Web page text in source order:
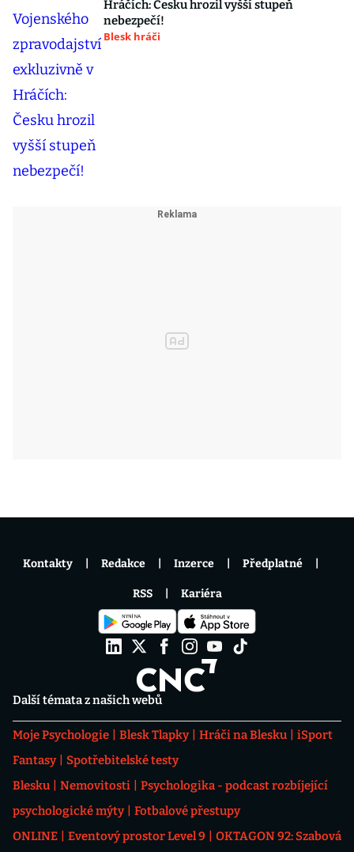
Hráčích: Česku hrozil vyšší stupeň
nebezpečí!
Blesk hráči
Další témata z našich webů
Moje Psychologie Blesk Tlapky Hráči na Blesku
iSport
Fantasy
Spotřebitelské testy
Blesku
Nemovitosti
Psychologika - podcast rozbíjející
psychologické mýty
Fotbalové přestupy
ONLINE
Eventový prostor Level 9 OKTAGON 92: Szabová
Kontakty Redakce Inzerce Předplatné
RSS Kariéra